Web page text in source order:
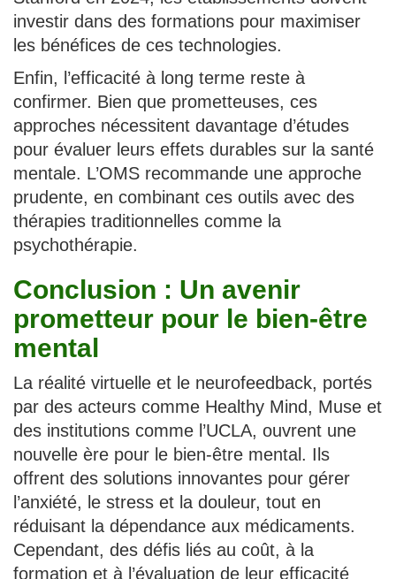
investir dans des formations pour maximiser
les bénéfices de ces technologies.
Enfin, l’efficacité à long terme reste à
confirmer. Bien que prometteuses, ces
approches nécessitent davantage d’études
pour évaluer leurs effets durables sur la santé
mentale. L’OMS recommande une approche
prudente, en combinant ces outils avec des
thérapies traditionnelles comme la
psychothérapie.
Conclusion : Un avenir
prometteur pour le bien-être
mental
La réalité virtuelle et le neurofeedback, portés
par des acteurs comme Healthy Mind, Muse et
des institutions comme l’UCLA, ouvrent une
nouvelle ère pour le bien-être mental. Ils
offrent des solutions innovantes pour gérer
l’anxiété, le stress et la douleur, tout en
réduisant la dépendance aux médicaments.
Cependant, des défis liés au coût, à la
formation et à l’évaluation de leur efficacité